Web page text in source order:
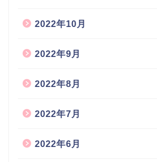
2022年10月
2022年9月
2022年8月
2022年7月
2022年6月